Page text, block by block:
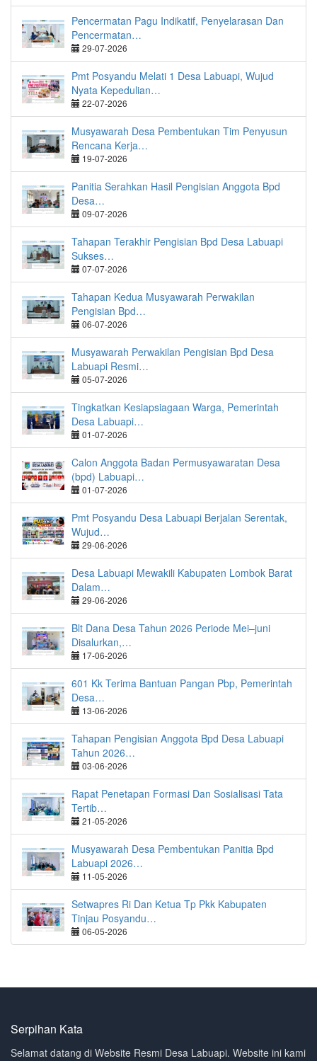
Pencermatan Pagu Indikatif, Penyelarasan Dan
Pencermatan…
29-07-2026
Pmt Posyandu Melati 1 Desa Labuapi, Wujud
Nyata Kepedulian…
22-07-2026
Musyawarah Desa Pembentukan Tim Penyusun
Rencana Kerja…
19-07-2026
Panitia Serahkan Hasil Pengisian Anggota Bpd
Desa…
09-07-2026
Tahapan Terakhir Pengisian Bpd Desa Labuapi
Sukses…
07-07-2026
Tahapan Kedua Musyawarah Perwakilan
Pengisian Bpd…
06-07-2026
Musyawarah Perwakilan Pengisian Bpd Desa
Labuapi Resmi…
05-07-2026
Tingkatkan Kesiapsiagaan Warga, Pemerintah
Desa Labuapi…
01-07-2026
Calon Anggota Badan Permusyawaratan Desa
(bpd) Labuapi…
01-07-2026
Pmt Posyandu Desa Labuapi Berjalan Serentak,
Wujud…
29-06-2026
Desa Labuapi Mewakili Kabupaten Lombok Barat
Dalam…
29-06-2026
Blt Dana Desa Tahun 2026 Periode Mei–juni
Disalurkan,…
17-06-2026
601 Kk Terima Bantuan Pangan Pbp, Pemerintah
Desa…
13-06-2026
Tahapan Pengisian Anggota Bpd Desa Labuapi
Tahun 2026…
03-06-2026
Rapat Penetapan Formasi Dan Sosialisasi Tata
Tertib…
21-05-2026
Musyawarah Desa Pembentukan Panitia Bpd
Labuapi 2026…
11-05-2026
Setwapres Ri Dan Ketua Tp Pkk Kabupaten
Tinjau Posyandu…
06-05-2026
Serpihan Kata
Selamat datang di Website Resmi Desa Labuapi. Website ini kami